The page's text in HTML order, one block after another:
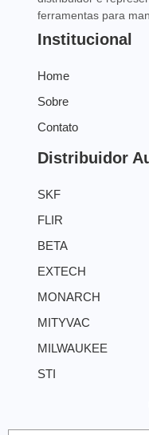
ferramentas para
Institucional
Home
Sobre
Contato
Distribuidor
SKF
FLIR
BETA
EXTECH
MONARCH
MITYVAC
MILWAUKEE
STI